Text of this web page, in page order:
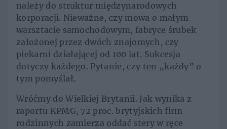
należy do struktur międzynarodowych
korporacji. Nieważne, czy mowa o małym
warsztacie samochodowym, fabryce śrubek
założonej przez dwóch znajomych, czy
piekarni działającej od 100 lat. Sukcesja
dotyczy każdego. Pytanie, czy ten „każdy” o
tym pomyślał.
Wróćmy do Wielkiej Brytanii. Jak wynika z
raportu KPMG, 72 proc. brytyjskich firm
rodzinnych zamierza oddać stery w ręce